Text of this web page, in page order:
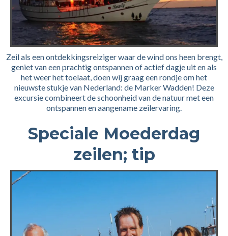
Zeil als een ontdekkingsreiziger waar de wind ons heen brengt,
geniet van een prachtig ontspannen of actief dagje uit en als
het weer het toelaat, doen wij graag een rondje om het
nieuwste stukje van Nederland: de Marker Wadden! Deze
excursie combineert de schoonheid van de natuur met een
ontspannen en aangename zeilervaring.
Speciale Moederdag
zeilen; tip